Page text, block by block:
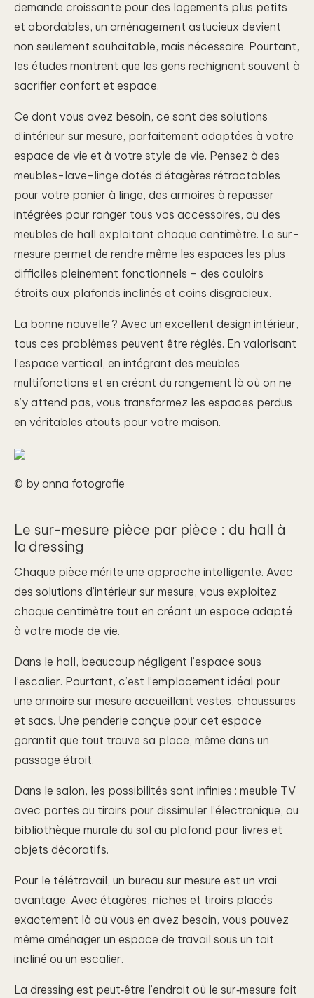
demande croissante pour des logements plus petits
et abordables, un aménagement astucieux devient
non seulement souhaitable, mais nécessaire. Pourtant,
les études montrent que les gens rechignent souvent à
sacrifier confort et espace.
Ce dont vous avez besoin, ce sont des solutions
d’intérieur sur mesure, parfaitement adaptées à votre
espace de vie et à votre style de vie. Pensez à des
meubles-lave-linge dotés d’étagères rétractables
pour votre panier à linge, des armoires à repasser
intégrées pour ranger tous vos accessoires, ou des
meubles de hall exploitant chaque centimètre. Le sur-
mesure permet de rendre même les espaces les plus
difficiles pleinement fonctionnels – des couloirs
étroits aux plafonds inclinés et coins disgracieux.
La bonne nouvelle ? Avec un excellent design intérieur,
tous ces problèmes peuvent être réglés. En valorisant
l’espace vertical, en intégrant des meubles
multifonctions et en créant du rangement là où on ne
s’y attend pas, vous transformez les espaces perdus
en véritables atouts pour votre maison.
© by anna fotografie
Le sur-mesure pièce par pièce : du hall à
la dressing
Chaque pièce mérite une approche intelligente. Avec
des solutions d’intérieur sur mesure, vous exploitez
chaque centimètre tout en créant un espace adapté
à votre mode de vie.
Dans le hall, beaucoup négligent l’espace sous
l’escalier. Pourtant, c’est l’emplacement idéal pour
une armoire sur mesure accueillant vestes, chaussures
et sacs. Une penderie conçue pour cet espace
garantit que tout trouve sa place, même dans un
passage étroit.
Dans le salon, les possibilités sont infinies : meuble TV
avec portes ou tiroirs pour dissimuler l’électronique, ou
bibliothèque murale du sol au plafond pour livres et
objets décoratifs.
Pour le télétravail, un bureau sur mesure est un vrai
avantage. Avec étagères, niches et tiroirs placés
exactement là où vous en avez besoin, vous pouvez
même aménager un espace de travail sous un toit
incliné ou un escalier.
La dressing est peut‑être l’endroit où le sur‑mesure fait